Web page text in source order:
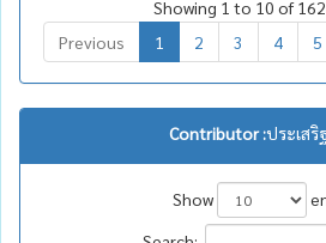
Showing 1 to 10 of
Previous
1 2 3 4 5
Contributor :ประเสริ
Show